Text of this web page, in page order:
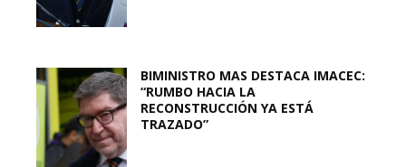
BIMINISTRO MAS DESTACA IMACEC:
“RUMBO HACIA LA
RECONSTRUCCIÓN YA ESTÁ
TRAZADO”